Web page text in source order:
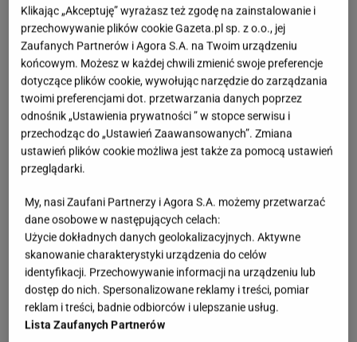
Klikając „Akceptuję” wyrażasz też zgodę na zainstalowanie i
przechowywanie plików cookie Gazeta.pl sp. z o.o., jej
Zaufanych Partnerów i Agora S.A. na Twoim urządzeniu
końcowym. Możesz w każdej chwili zmienić swoje preferencje
dotyczące plików cookie, wywołując narzędzie do zarządzania
twoimi preferencjami dot. przetwarzania danych poprzez
odnośnik „Ustawienia prywatności ” w stopce serwisu i
przechodząc do „Ustawień Zaawansowanych”. Zmiana
ustawień plików cookie możliwa jest także za pomocą ustawień
przeglądarki.
My, nasi Zaufani Partnerzy i Agora S.A. możemy przetwarzać
dane osobowe w następujących celach:
Użycie dokładnych danych geolokalizacyjnych. Aktywne
skanowanie charakterystyki urządzenia do celów
identyfikacji. Przechowywanie informacji na urządzeniu lub
dostęp do nich. Spersonalizowane reklamy i treści, pomiar
reklam i treści, badnie odbiorców i ulepszanie usług.
Lista Zaufanych Partnerów